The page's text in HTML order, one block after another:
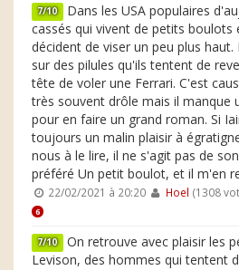
7/10 Dans les USA populaires
cassés qui vivent de petits boulots
décident de viser un peu plus
sur des pilules qu'ils tentent de
tête de voler une Ferrari. C'est
très souvent drôle mais il manque
pour en faire un grand roman. Si
toujours un malin plaisir à
nous à le lire, il ne s'agit pas de
préféré Un petit boulot, et il m'en
22/02/2021 à 20:20 Hoel (1308
6
7/10 On retrouve avec plaisir les
Levison, des hommes qui tentent